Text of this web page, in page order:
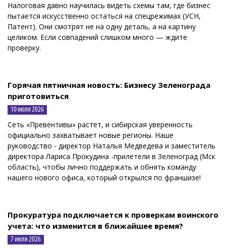
Налоговая давно научилась видеть схемы там, где бизнес
пытается искусственно остаться на спецрежимах (УСН,
Патент). Они смотрят не на одну деталь, а на картину
целиком. Если совпадений слишком много — ждите
проверку.
Горячая пятничная новость: Бизнесу Зеленограда
приготовиться
10 июля 2026
Сеть «Превентивы» растет, и сибирская уверенность
официально захватывает новые регионы. Наше
руководство - директор Наталья Медведева и заместитель
директора Лариса Прокудина -прилетели в Зеленоград (Мск
область), чтобы лично поддержать и обнять команду
нашего нового офиса, который открылся по франшизе!
Прокуратура подключается к проверкам воинского
учета: что изменится в ближайшее время?
7 июля 2026